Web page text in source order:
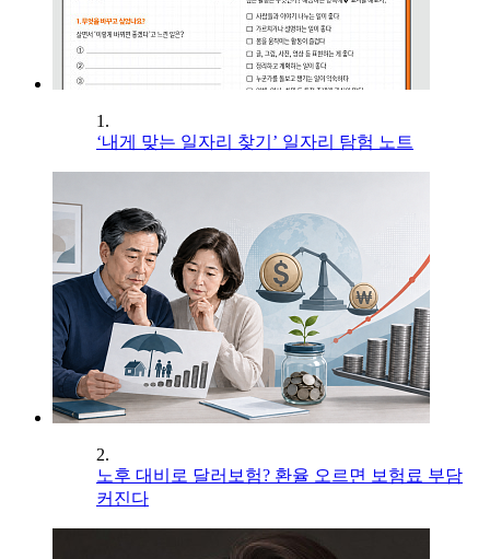
1.
‘내게 맞는 일자리 찾기’ 일자리 탐험 노트
2.
노후 대비로 달러보험? 환율 오르면 보험료 부담
커진다